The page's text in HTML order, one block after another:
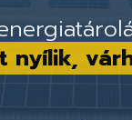
nyílik,